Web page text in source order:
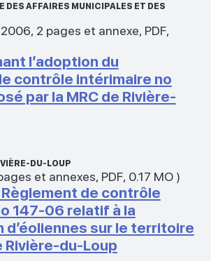
DES AFFAIRES MUNICIPALES ET DES
, 2 pages et annexe, PDF,
l’adoption du
contrôle intérimaire no
par la MRC de Rivière-
DU-LOUP
et annexes, PDF, 0.17 MO)
de contrôle
147-06 relatif à la
sur le territoire
Rivière-du-Loup